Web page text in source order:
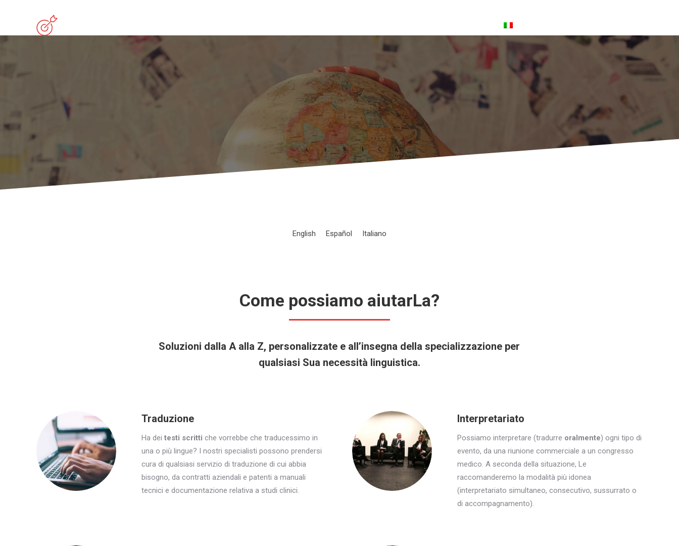
English Español Italiano
Come possiamo aiutarLa?
Soluzioni dalla A alla Z, personalizzate e all’insegna della specializzazione per
qualsiasi Sua necessità linguistica.
Traduzione
Ha deitesti scritti che vorrebbe che traducessimo in
una o più lingue? I nostri specialisti possono prendersi
cura di qualsiasi servizio di traduzione di cui abbia
bisogno, da contratti aziendali e patenti a manuali
tecnici e documentazione relativa a studi clinici.
Interpretariato
Possiamo interpretare (tradurre oralmente) ogni tipo di
evento, da una riunione commerciale a un congresso
medico. A seconda della situazione, Le
raccomanderemo la modalità più idonea
(interpretariato simultaneo, consecutivo, sussurrato o
di accompagnamento).